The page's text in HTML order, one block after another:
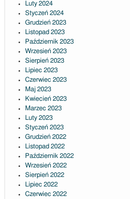
Luty 2024
Styczeń 2024
Grudzień 2023
Listopad 2023
Październik 2023
Wrzesień 2023
Sierpień 2023
Lipiec 2023
Czerwiec 2023
Maj 2023
Kwiecień 2023
Marzec 2023
Luty 2023
Styczeń 2023
Grudzień 2022
Listopad 2022
Październik 2022
Wrzesień 2022
Sierpień 2022
Lipiec 2022
Czerwiec 2022